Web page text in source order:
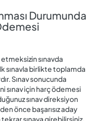
Durumunda
sınavda
sınavla birlikte toplamda
Sınav sonucunda
sınav için harç ödemesi
sınav direksiyon
önce başarısız aday
sınava girebilirsiniz.